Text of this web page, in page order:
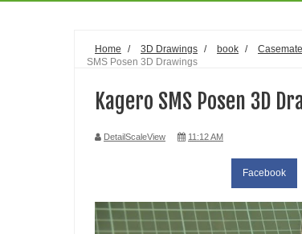
Home / 3D Drawings / book /
SMS Posen 3D Drawings
Kagero SMS Posen 3D
DetailScaleView 11:12 AM
Facebook